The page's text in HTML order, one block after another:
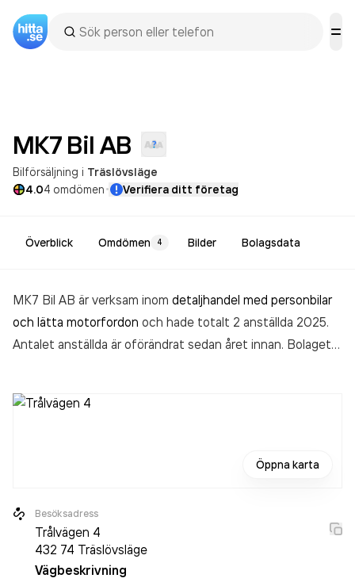
MK7 Bil AB
Bilförsäljning i Träslövsläge
4.04 omdömen· Verifiera ditt företag
Överblick Omdömen 4 Bilder Bolagsdata
MK7 Bil AB är verksam inom detaljhandel med personbilar
och lätta motorfordon och hade totalt 2 anställda 2025.
Antalet anställda är oförändrat sedan året innan. Bolaget
(2025).
Öppna karta
Besöksadress
Trålvägen 4
432 74 Träslövsläge
Vägbeskrivning